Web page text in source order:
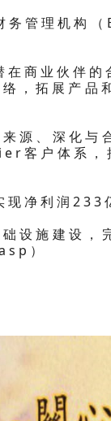
管理机构
商业伙伴的
，拓展产品
源、深化与
户体系，
净利润233
设施建设，
）